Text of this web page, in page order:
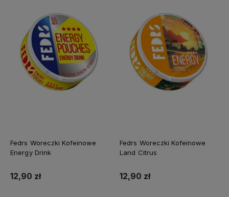
Fedrs Woreczki Kofeinowe
Energy Drink
12,90 zł
Fedrs Woreczki Kofeinowe
Land Citrus
12,90 zł